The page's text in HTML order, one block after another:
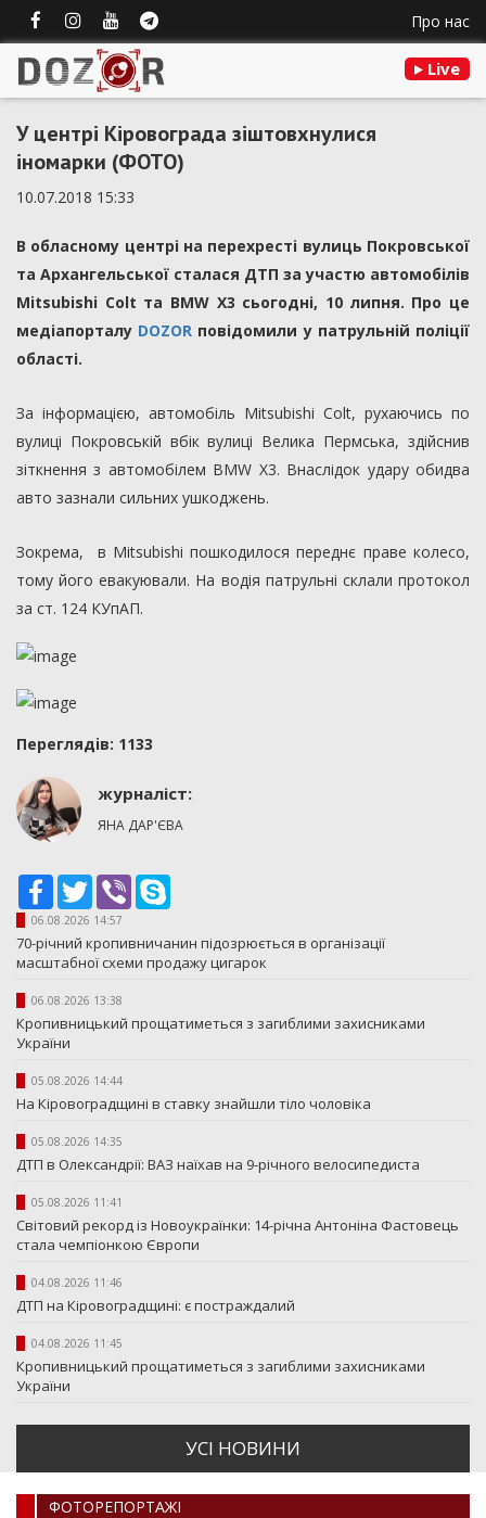
Про нас
Live
У центрі Кіровограда зіштовхнулися
іномарки (ФОТО)
10.07.2018 15:33
В обласному центрі на перехресті вулиць Покровської
та Архангельської сталася ДТП за участю автомобілів
Mitsubishi Colt та BMW X3 сьогодні, 10 липня. Про це
медіапорталу DOZOR повідомили у патрульній поліції
області.
За інформацією, автомобіль Mitsubishi Colt, рухаючись по
вулиці Покровській вбік вулиці Велика Пермська, здійснив
зіткнення з автомобілем BMW X3. Внаслідок удару обидва
авто зазнали сильних ушкоджень.
Зокрема, в Mitsubishi пошкодилося переднє праве колесо,
тому його евакуювали. На водія патрульні склали протокол
за ст. 124 КУпАП.
Переглядiв: 1133
журналіст:
ЯНА ДАР'ЄВА
Facebook
TwitterViber
06.08.2026 14:57
70-річний кропивничанин підозрюється в організації
масштабної схеми продажу цигарок
06.08.2026 13:38
Кропивницький прощатиметься з загиблими захисниками
України
05.08.2026 14:44
На Кіровоградщині в ставку знайшли тіло чоловіка
05.08.2026 14:35
ДТП в Олександрії: ВАЗ наїхав на 9-річного велосипедиста
05.08.2026 11:41
Світовий рекорд із Новоукраїнки: 14-річна Антоніна Фастовець
стала чемпіонкою Європи
04.08.2026 11:46
ДТП на Кіровоградщині: є постраждалий
04.08.2026 11:45
Кропивницький прощатиметься з загиблими захисниками
України
УСI НОВИНИ
ФОТОРЕПОРТАЖI